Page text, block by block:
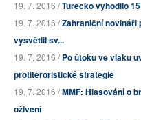
19. 7. 2016 /Turecko vyhodilo
19. 7. 2016 /Zahraniční novináři
vysvětlil sv...
19. 7. 2016 /Po útoku ve vlaku
protiteroristické strategie
19. 7. 2016 /MMF: Hlasování o
oživení